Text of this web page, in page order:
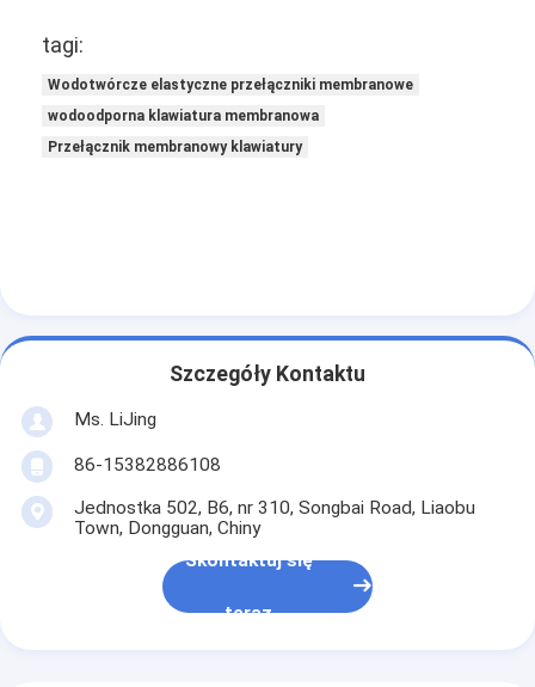
tagi:
Wodotwórcze elastyczne przełączniki membranowe
wodoodporna klawiatura membranowa
Przełącznik membranowy klawiatury
Szczegóły Kontaktu
Ms. LiJing
86-15382886108
Jednostka 502, B6, nr 310, Songbai Road, Liaobu
Town, Dongguan, Chiny
Skontaktuj się
teraz